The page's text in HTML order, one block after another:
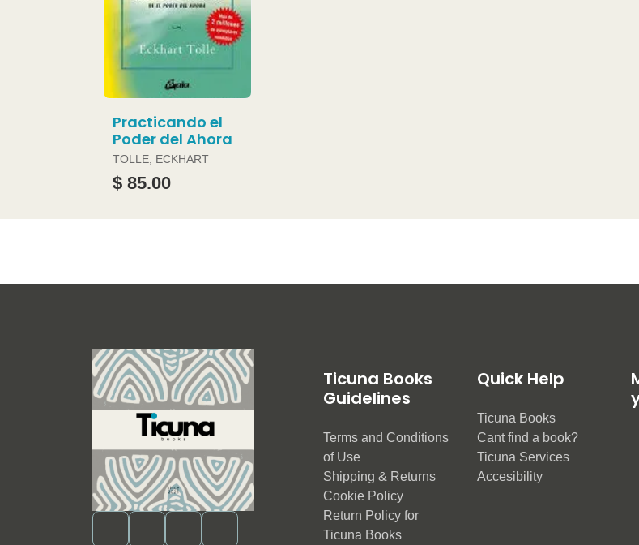
Practicando el
Poder del Ahora
TOLLE, ECKHART
$ 85.00
Ticuna Books
Guidelines
Terms and Conditions
of Use
Shipping & Returns
Cookie Policy
Return Policy for
Ticuna Books
Quick Help
Ticuna Books
Cant find a book?
Ticuna Services
Accesibility